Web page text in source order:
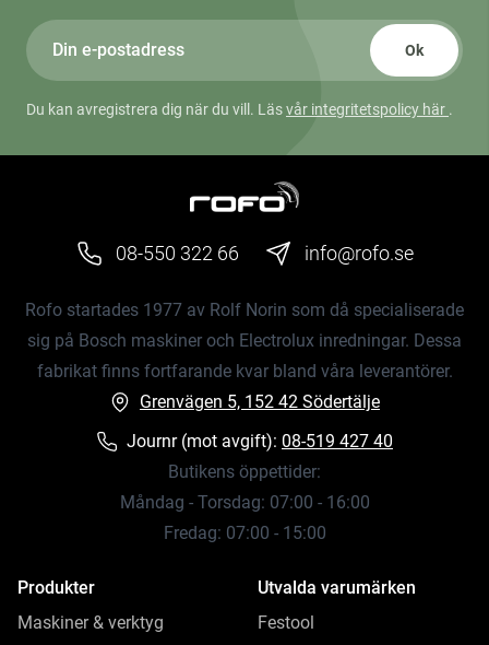
Ok
Du kan avregistrera dig när du vill. Läsvår integritetspolicy här .
08-550 322 66 info@rofo.se
Rofo startades 1977 av Rolf Norin som då specialiserade
sig på Bosch maskiner och Electrolux inredningar. Dessa
fabrikat finns fortfarande kvar bland våra leverantörer.
Grenvägen 5, 152 42 Södertälje
Journr (mot avgift): 08-519 427 40
Butikens öppettider:
Måndag - Torsdag: 07:00 - 16:00
Fredag: 07:00 - 15:00
Produkter
Maskiner & verktyg
Utvalda varumärken
Festool